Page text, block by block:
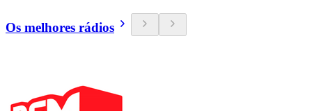
Os melhores rádios